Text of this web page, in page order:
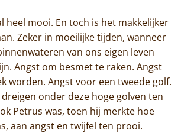
heel mooi. En toch is het makkelijker
Zeker in moeilijke tijden, wanneer
van ons eigen leven
Angst om besmet te raken. Angst
worden. Angst voor een tweede golf.
onder deze hoge golven ten
Petrus was, toen hij merkte hoe
aan angst en twijfel ten prooi.